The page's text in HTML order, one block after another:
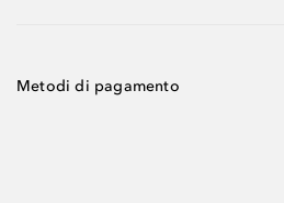
Metodi di pagamento